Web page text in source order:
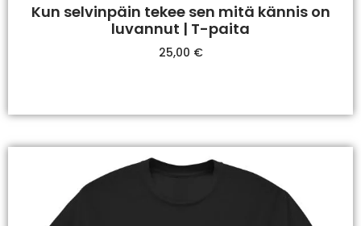
Kun selvinpäin tekee sen mitä kännis on
luvannut | T-paita
25,00 €